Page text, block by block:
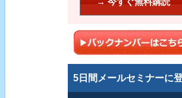
5日間メールセミナーに